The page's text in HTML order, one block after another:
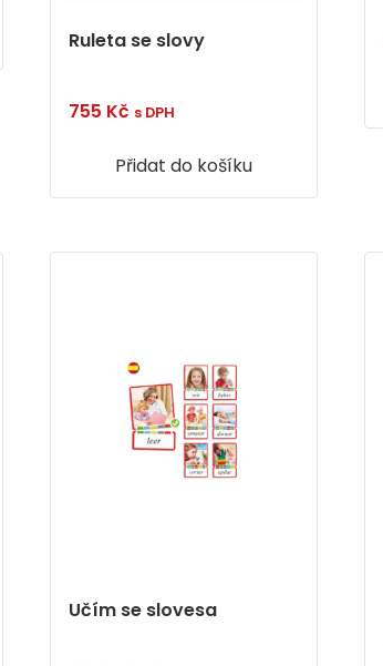
Ruleta se slovy
755 Kč s DPH
Přidat do košíku
Učím se slovesa